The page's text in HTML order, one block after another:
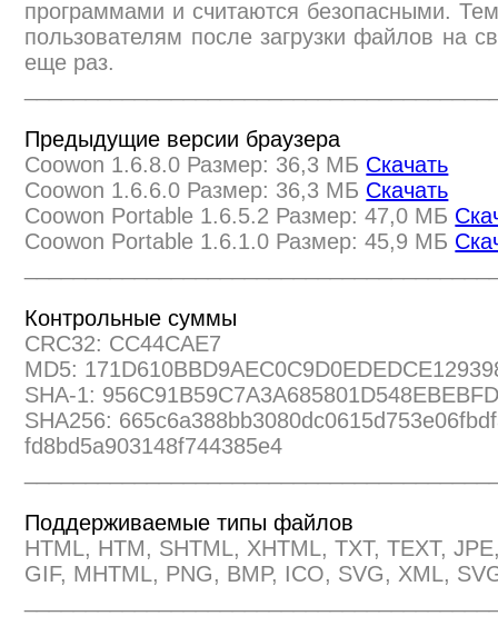
программами и считаются безопасными.
пользователям после загрузки файлов на
еще раз.
Предыдущие версии браузера
Coowon 1.6.8.0 Размер: 36,3 МБ Скачать
Coowon 1.6.6.0 Размер: 36,3 МБ Скачать
Coowon Portable 1.6.5.2 Размер: 47,0 МБ
Coowon Portable 1.6.1.0 Размер: 45,9 МБ
Контрольные суммы
CRC32: CC44CAE7
MD5:
SHA-1:
SHA256:
fd8bd5a903148f744385e4
Поддерживаемые типы файлов
HTML, HTM, SHTML, XHTML, TXT, TEXT,
GIF, MHTML, PNG, BMP, ICO, SVG, XML,